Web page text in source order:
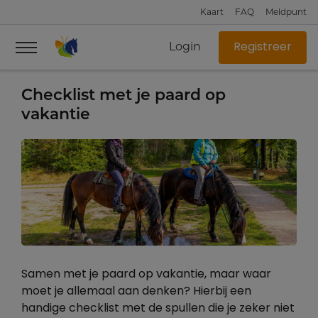
Kaart FAQ Meldpunt
Login Registreer
Checklist met je paard op
vakantie
Samen met je paard op vakantie, maar waar
moet je allemaal aan denken? Hierbij een
handige checklist met de spullen die je zeker niet